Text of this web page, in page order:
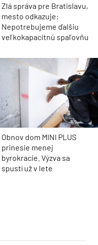
Zlá správa pre Bratislavu,
mesto odkazuje:
Nepotrebujeme ďalšiu
veľkokapacitnú spaľovňu
Obnov dom MINI PLUS
prinesie menej
byrokracie. Výzva sa
spustí už v lete